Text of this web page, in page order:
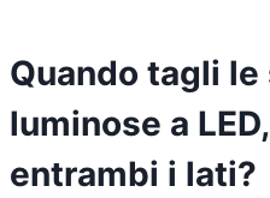
Quando tagli
luminose a
entrambi i lati?